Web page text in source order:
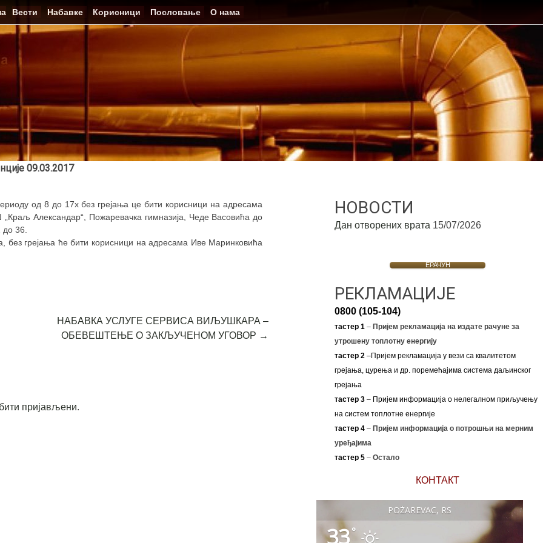
Вести Набавке Корисници Пословање О нама
09.03.2017
од 8 до 17х без грејања це бити корисници на адресама
Александар“, Пожаревачка гимназија, Чеде Васовића до
36.
без грејања ће бити корисници на адресама Иве Маринковића
НАБАВКА УСЛУГЕ СЕРВИСА ВИЉУШКАРА –
ОБЕВЕШТЕЊЕ О ЗАКЉУЧЕНОМ УГОВОР →
бити пријављени.
НОВОСТИ
Дан отворених врата 15/07/2026
ЕРАЧУН
РЕКЛАМАЦИЈЕ
0800 (105-104)
тастер 1–Пријем рекламација на издате рачуне за
утрошену топлотну енергију
тастер 2–Пријем рекламација у вези са квалитетом
грејања, цурења и др. поремећајима система даљинског
грејања
тастер 3– Пријем информација о нелегалном приључењу
на систем топлотне енергије
тастер 4 – Пријем информација о потрошњи на мерним
уређајима
тастер 5 – Остало
КОНТАКТ
POŽAREVAC, RS
33°